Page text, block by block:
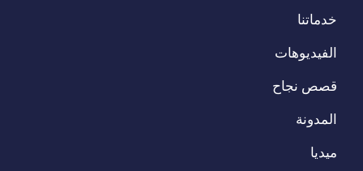
خدماتنا
الفيديوهات
قصص نجاح
المدونة
ميديا